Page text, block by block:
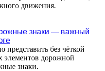
движения.
знаки — важный
без чёткой
элементов дорожной
знаки.